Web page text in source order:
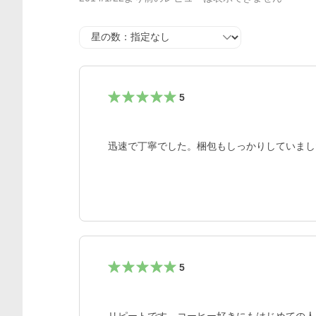
星の数
5
迅速で丁寧でした。梱包もしっかりしていま
5